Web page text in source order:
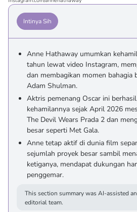
Intinya Sih
Anne Hathaway umumkan
tahun lewat video Instagram,
dan membagikan momen bahagia
Adam Shulman.
Aktris pemenang Oscar ini
kehamilannya sejak April 2026
The Devil Wears Prada 2 dan
besar seperti Met Gala.
Anne tetap aktif di dunia film
sejumlah proyek besar sambil
ketiganya, mendapat dukungan
penggemar.
This section summary was AI-assisted
editorial team.